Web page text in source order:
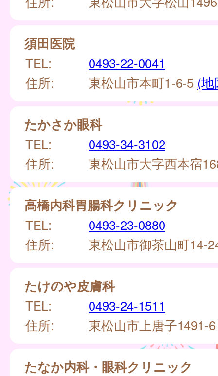
須田医院
TEL:
0493-22-0041
住所:
東松山市本町1-6-5 (地
たかさか眼科
TEL:
0493-34-3102
住所:
東松山市大字西本宿
高橋内科胃腸科クリニック
TEL:
0493-23-0880
住所:
東松山市御茶山町14-
たけのや皮膚科
TEL:
0493-24-1511
住所:
東松山市上唐子1491-
たなか内科・眼科クリニック